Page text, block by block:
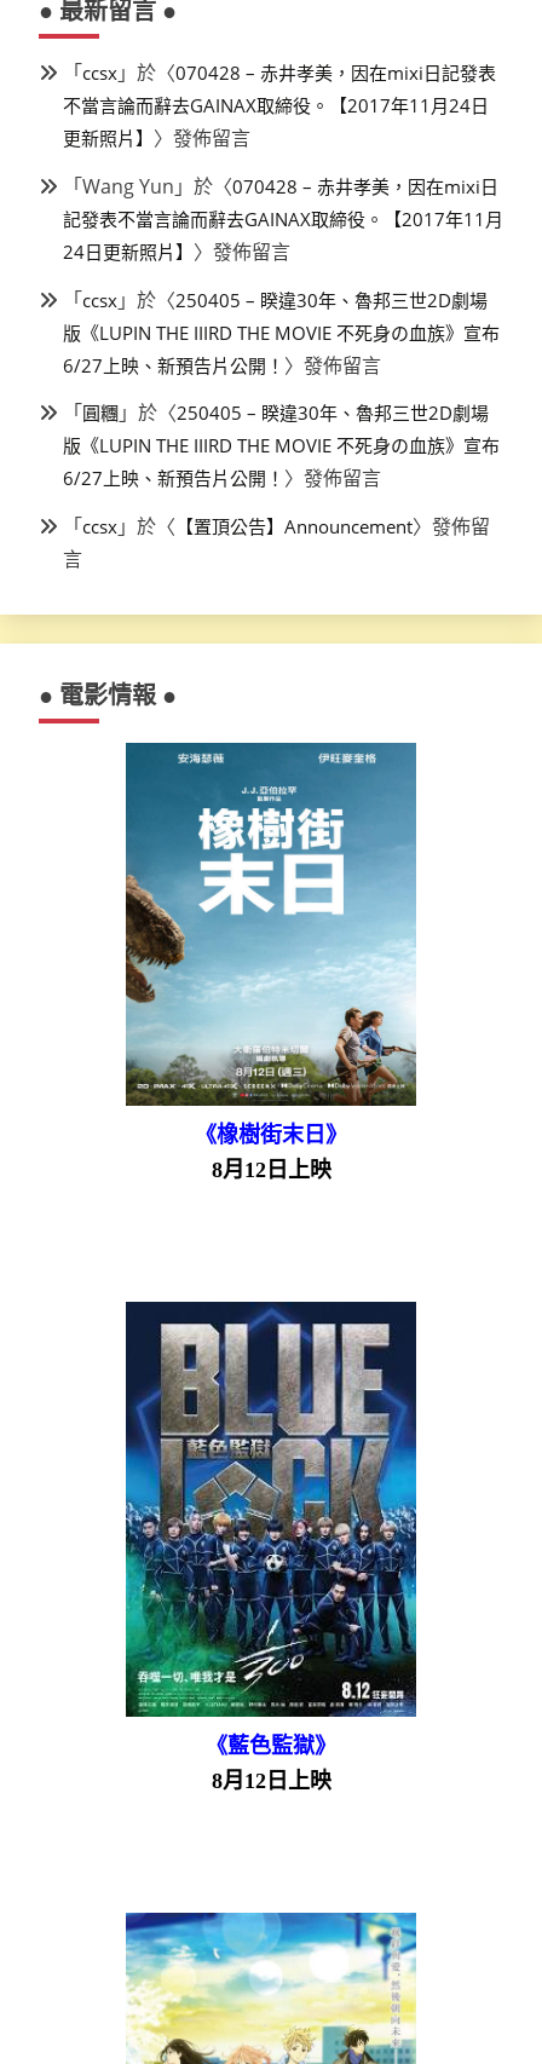
● 最新留言 ●
「ccsx 」於〈070428 – 赤井孝美，因在mixi日記發表
不當言論而辭去GAINAX取締役。【2017年11月24日
更新照片】 〉發佈留言
「Wang Yun 」於〈070428 – 赤井孝美，因在mixi日
記發表不當言論而辭去GAINAX取締役。【2017年11月
24日更新照片】 〉發佈留言
「ccsx 」於〈250405 – 睽違30年、魯邦三世2D劇場
版《LUPIN THE IIIRD THE MOVIE 不死身の血族》宣布
6/27上映、新預告片公開！ 〉發佈留言
「圓糰 」於〈250405 – 睽違30年、魯邦三世2D劇場
版《LUPIN THE IIIRD THE MOVIE 不死身の血族》宣布
6/27上映、新預告片公開！ 〉發佈留言
「ccsx 」於〈 【置頂公告】Announcement〉發佈留
言
● 電影情報 ●
《橡樹街末日》
8月12日上映
《藍色監獄》
8月12日上映